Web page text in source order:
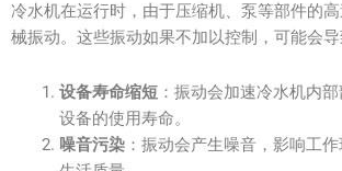
冷水机在运行时，由于压缩机、泵等部件的高
械振动。这些振动如果不加以控制，可能会
设备寿命缩短：振动会加速冷水机内
设备的使用寿命。
噪音污染：振动会产生噪音，影响工